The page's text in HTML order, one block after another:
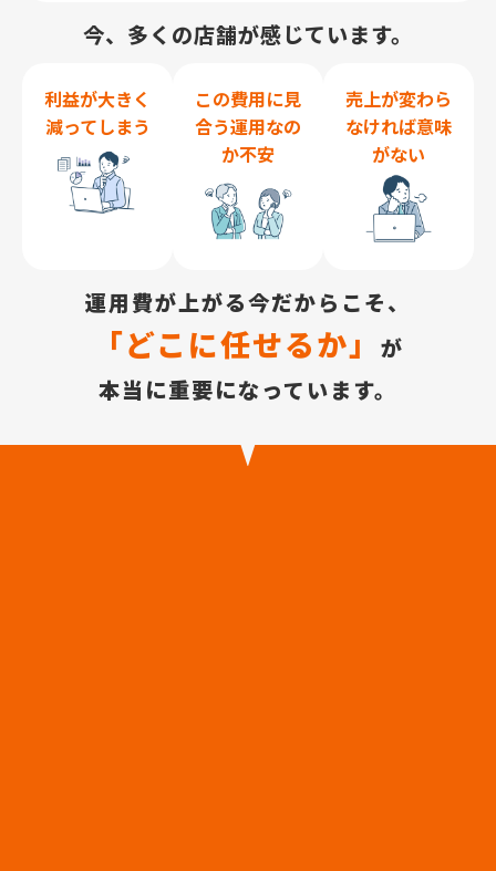
今、多くの店舗が感じています。
利益が大きく
減ってしまう
この費用に見
合う運用なの
か不安
売上が変わら
なければ意味
がない
運用費が上がる今だからこそ、
「どこに任せるか」
が
本当に重要になっています。